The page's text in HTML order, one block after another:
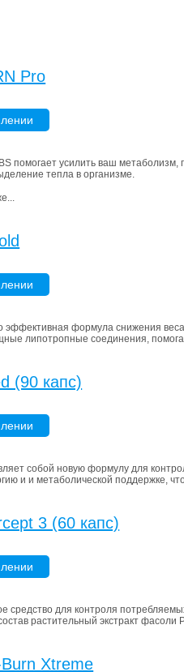
Pro
помогает усилить ваш
тепла в организме.
эффективная формула снижения
липотропные соединения,
(90 капс)
собой новую формулу для
и и метаболической поддержке,
3 (60 капс)
средство для контроля
растительный экстракт фасоли
Xtreme